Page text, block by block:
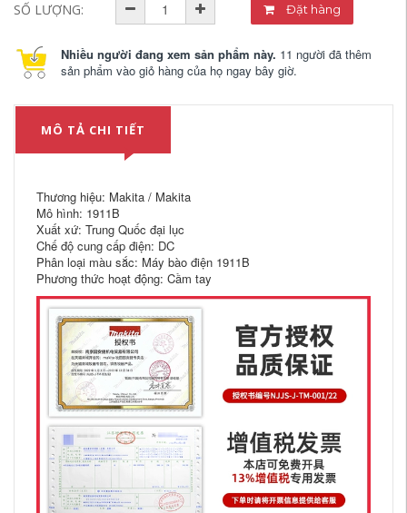
SỐ LƯỢNG: Đặt hàng
Nhiều người đang xem sản phẩm này. 11 người đã thêm
sản phẩm vào giỏ hàng của họ ngay bây giờ.
MÔ TẢ CHI TIẾT
Thương hiệu: Makita / Makita
Mô hình: 1911B
Xuất xứ: Trung Quốc đại lục
Chế độ cung cấp điện: DC
Phân loại màu sắc: Máy bào điện 1911B
Phương thức hoạt động: Cầm tay